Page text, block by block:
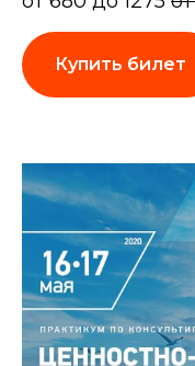
Купить билет